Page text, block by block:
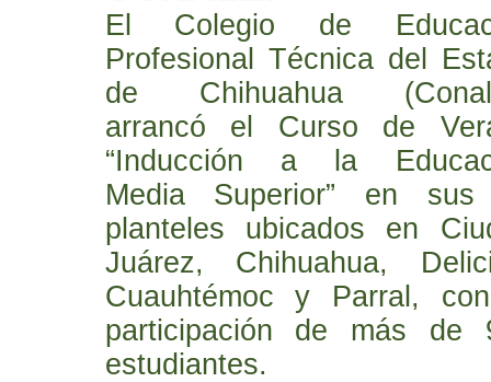
El Colegio de
Profesional Técnica del
de Chihuahua
arrancó el Curso de
“Inducción a la
Media Superior” en
planteles ubicados en
Juárez, Chihuahua,
Cuauhtémoc y Parral,
participación de más de
estudiantes.